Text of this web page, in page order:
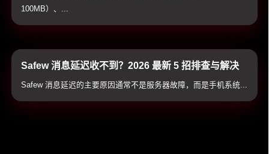
100MB）、...
Safew 消息延迟收不到？2026 最新 5 招排查与解决
教程（全平台适用）
Safew 消息延迟的主要原因通常不是服务器故障，而是手机系统...